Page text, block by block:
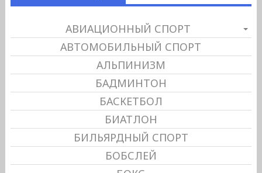
АВИАЦИОННЫЙ СПОРТ
АВТОМОБИЛЬНЫЙ СПОРТ
АЛЬПИНИЗМ
БАДМИНТОН
БАСКЕТБОЛ
БИАТЛОН
БИЛЬЯРДНЫЙ СПОРТ
БОБСЛЕЙ